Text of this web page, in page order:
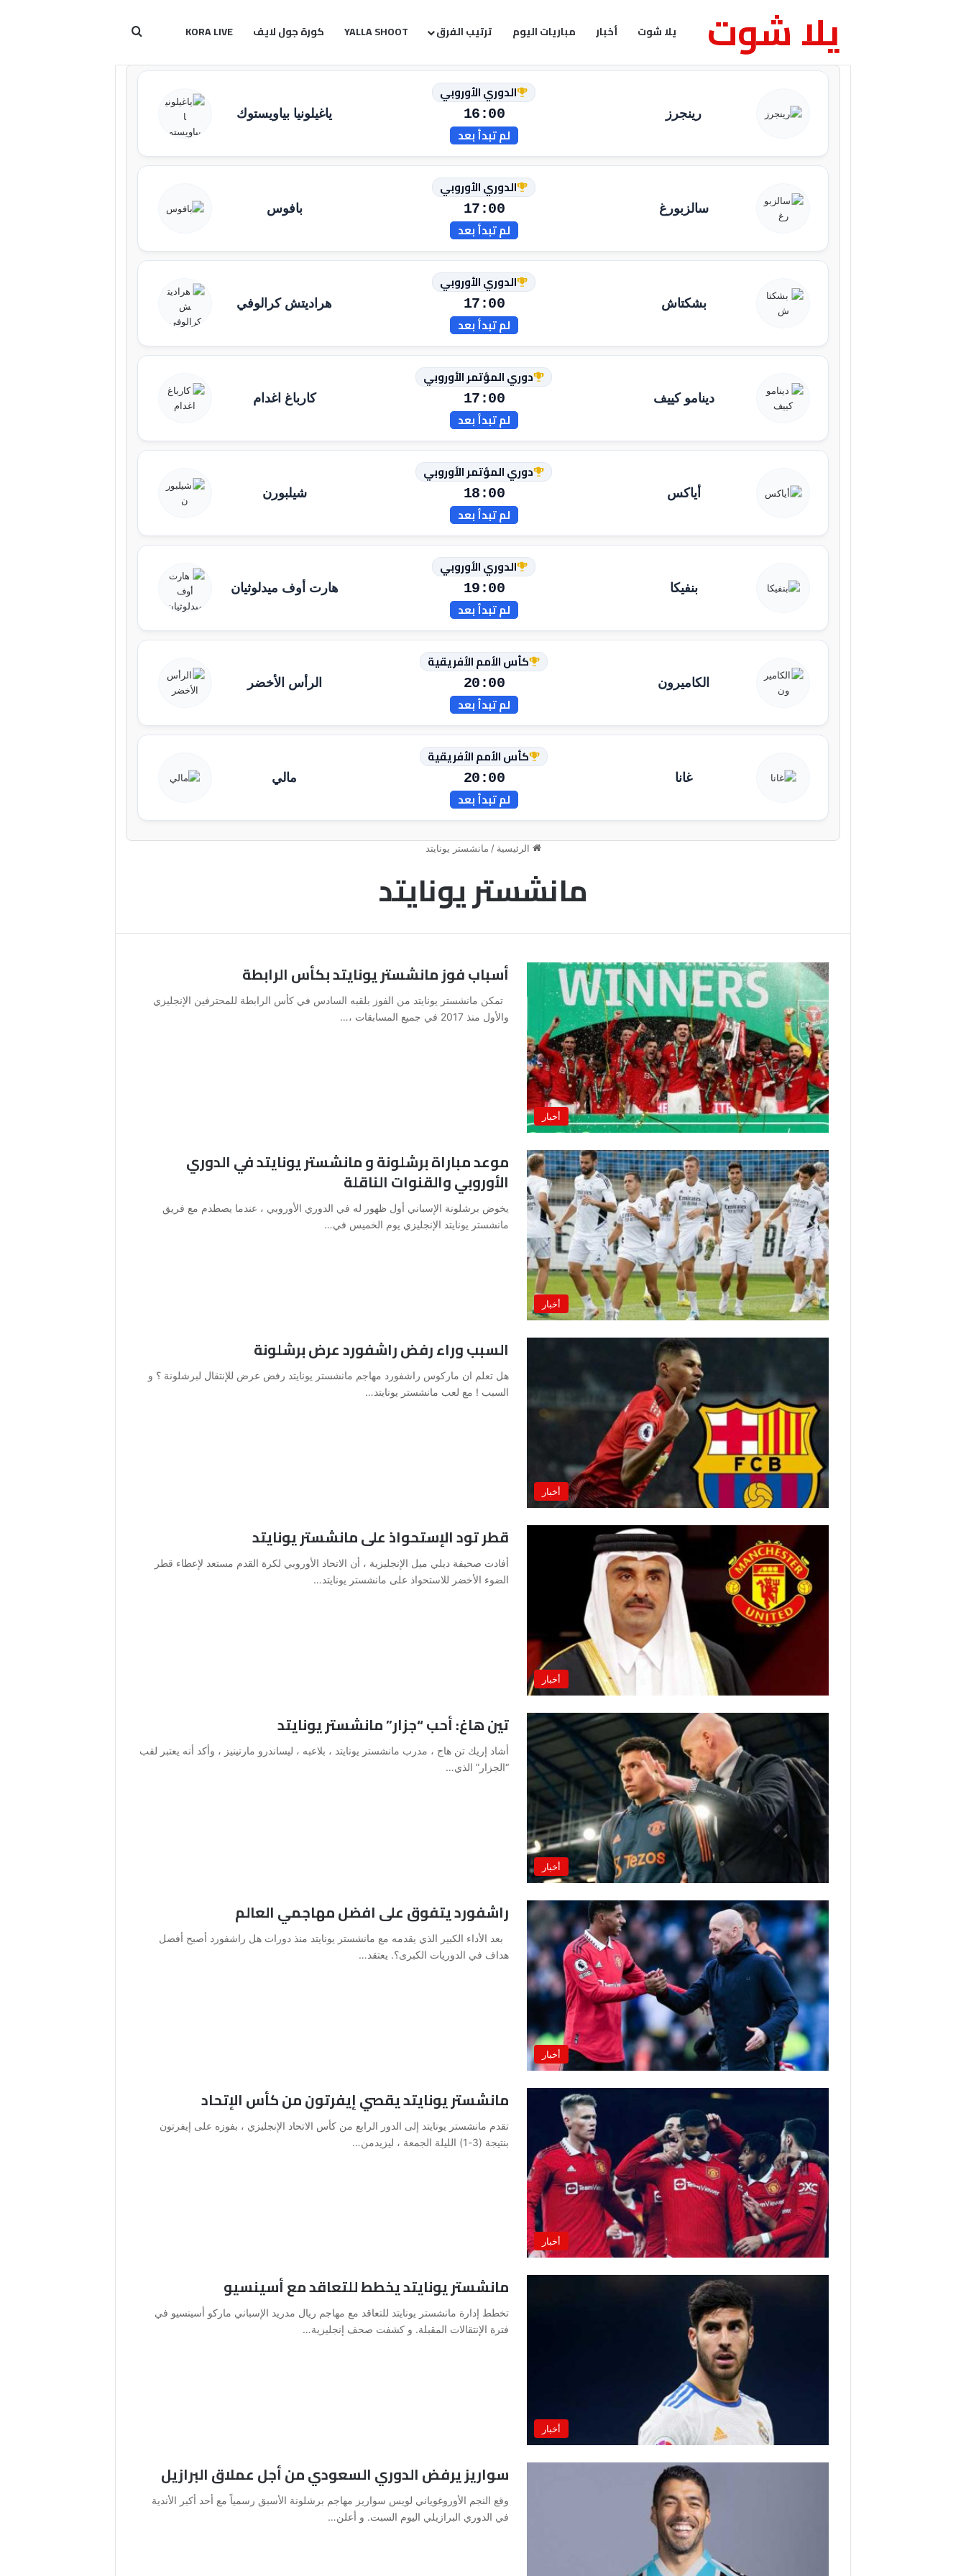
يلا شوت يلا شوت أخبار مباريات اليوم ترتيب الفرق YALLA SHOOT كورة جول لايف KORA LIVE بحث عن
رينجرز
الدوري الأوروبي
16:00
لم تبدأ بعد
ياغيلونيا بياويستوك
سالزبورغ
الدوري الأوروبي
17:00
لم تبدأ بعد
بافوس
بشكتاش
الدوري الأوروبي
17:00
لم تبدأ بعد
هراديتش كرالوفي
دينامو كييف
دوري المؤتمر الأوروبي
17:00
لم تبدأ بعد
كارباغ اغدام
أياكس
دوري المؤتمر الأوروبي
18:00
لم تبدأ بعد
شيلبورن
بنفيكا
الدوري الأوروبي
19:00
لم تبدأ بعد
هارت أوف ميدلوثيان
الكاميرون
كأس الأمم الأفريقية
20:00
لم تبدأ بعد
الرأس الأخضر
غانا
كأس الأمم الأفريقية
20:00
لم تبدأ بعد
مالي
الرئيسية / مانشستر يونايتد
مانشستر يونايتد
أخبار
أسباب فوز مانشستر يونايتد بكأس الرابطة
تمكن مانشستر يونايتد من الفوز بلقبه السادس في كأس الرابطة للمحترفين الإنجليزي
والأول منذ 2017 في جميع المسابقات ،…
أخبار
موعد مباراة برشلونة و مانشستر يونايتد في الدوري
الأوروبي والقنوات الناقلة
يخوض برشلونة الإسباني أول ظهور له في الدوري الأوروبي ، عندما يصطدم مع فريق
مانشستر يونايتد الإنجليزي يوم الخميس في…
أخبار
السبب وراء رفض راشفورد عرض برشلونة
هل تعلم ان ماركوس راشفورد مهاجم مانشستر يونايتد رفض عرض للإنتقال لبرشلونة ؟ و
السبب ! مع لعب مانشستر يونايتد…
أخبار
قطر تود الإستحواذ على مانشستر يونايتد
أفادت صحيفة ديلي ميل الإنجليزية ، أن الاتحاد الأوروبي لكرة القدم مستعد لإعطاء قطر
الضوء الأخضر للاستحواذ على مانشستر يونايتد…
أخبار
تين هاغ: أحب “جزار” مانشستر يونايتد
أشاد إريك تن هاج ، مدرب مانشستر يونايتد ، بلاعبه ، ليساندرو مارتينيز ، وأكد أنه يعتبر لقب
“الجزار” الذي…
أخبار
راشفورد يتفوق على افضل مهاجمي العالم
بعد الأداء الكبير الذي يقدمه مع مانشستر يونايتد منذ دورات هل راشفورد أصبح أفضل
هداف في الدوريات الكبرى؟. يعتقد…
أخبار
مانشستر يونايتد يقصي إيفرتون من كأس الإتحاد
تقدم مانشستر يونايتد إلى الدور الرابع من كأس الاتحاد الإنجليزي ، بفوزه على إيفرتون
بنتيجة (3-1) الليلة الجمعة ، ليزيدمن…
أخبار
مانشستر يونايتد يخطط للتعاقد مع أسينسيو
تخطط إدارة مانشستر يونايتد للتعاقد مع مهاجم ريال مدريد الإسباني ماركو أسينسيو في
فترة الإنتقالات المقبلة. و كشفت صحف إنجليزية…
سواريز يرفض الدوري السعودي من أجل عملاق البرازيل
وقع النجم الأوروغوياني لويس سواريز مهاجم برشلونة الأسبق رسمياً مع أحد أكبر الأندية
في الدوري البرازيلي اليوم السبت. و أعلن…